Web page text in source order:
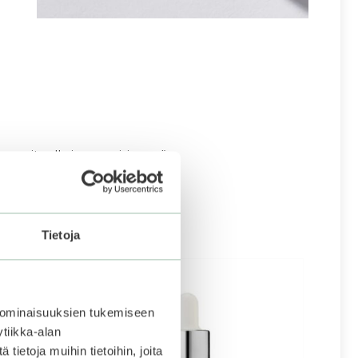
Tietoja
tukemiseen
alan
tietoja muihin tietoihin, joita
ja aamuisin myös